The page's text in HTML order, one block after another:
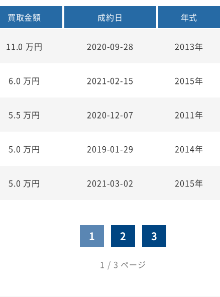
買取金額 成約日 年式
11.0 万円 2020-09-28 2013年
6.0 万円 2021-02-15 2015年
5.5 万円 2020-12-07 2011年
5.0 万円 2019-01-29 2014年
5.0 万円 2021-03-02 2015年
1 2 3
1 / 3 ページ